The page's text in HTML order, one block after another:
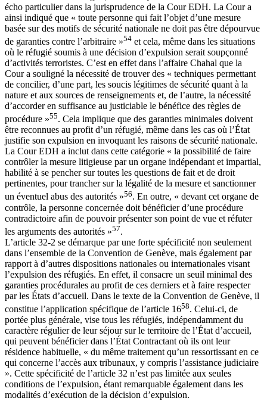
écho particulier dans la jurisprudence de la Cour EDH. La Cour a
ainsi indiqué que « toute personne qui fait l’objet d’une mesure
basée sur des motifs de sécurité nationale ne doit pas être dépourvue
de garanties contre l’arbitraire »54 et cela, même dans les situations
où le réfugié soumis à une décision d’expulsion serait soupçonné
d’activités terroristes. C’est en effet dans l’affaire Chahal que la
Cour a souligné la nécessité de trouver des « techniques permettant
de concilier, d’une part, les soucis légitimes de sécurité quant à la
nature et aux sources de renseignements et, de l’autre, la nécessité
d’accorder en suffisance au justiciable le bénéfice des règles de
procédure »55. Cela implique que des garanties minimales doivent
être reconnues au profit d’un réfugié, même dans les cas où l’État
justifie son expulsion en invoquant les raisons de sécurité nationale.
La Cour EDH a inclut dans cette catégorie « la possibilité de faire
contrôler la mesure litigieuse par un organe indépendant et impartial,
habilité à se pencher sur toutes les questions de fait et de droit
pertinentes, pour trancher sur la légalité de la mesure et sanctionner
un éventuel abus des autorités »56. En outre, « devant cet organe de
contrôle, la personne concernée doit bénéficier d’une procédure
contradictoire afin de pouvoir présenter son point de vue et réfuter
les arguments des autorités »57.
L’article 32-2 se démarque par une forte spécificité non seulement
dans l’ensemble de la Convention de Genève, mais également par
rapport à d’autres dispositions nationales ou internationales visant
l’expulsion des réfugiés. En effet, il consacre un seuil minimal des
garanties procédurales au profit de ces derniers et à faire respecter
par les États d’accueil. Dans le texte de la Convention de Genève, il
constitue l’application spécifique de l’article 1658. Celui-ci, de
portée plus générale, vise tous les réfugiés, indépendamment du
caractère régulier de leur séjour sur le territoire de l’État d’accueil,
qui peuvent bénéficier dans l’État Contractant où ils ont leur
résidence habituelle, « du même traitement qu’un ressortissant en ce
qui concerne l’accès aux tribunaux, y compris l’assistance judiciaire
». Cette spécificité de l’article 32 n’est pas limitée aux seules
conditions de l’expulsion, étant remarquable également dans les
modalités d’exécution de la décision d’expulsion.